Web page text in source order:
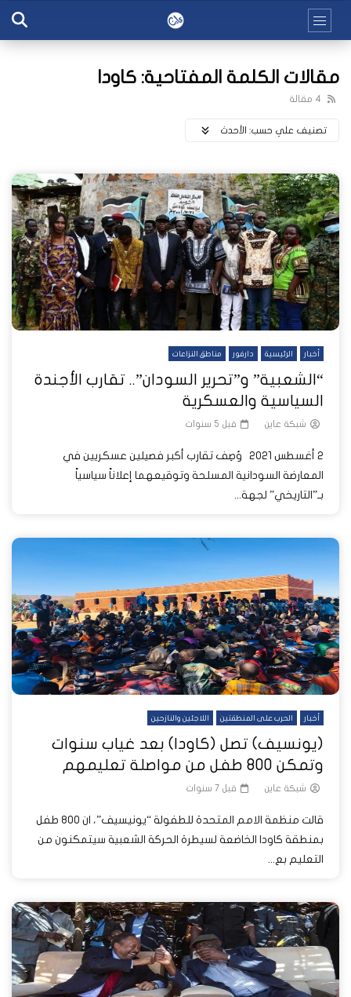
مقالات الكلمة المفتاحية: كاودا
4 مقالة
تصنيف علي حسب: اﻷحدث
أخبار الرئيسية دارفور مناطق النزاعات
“الشعبية” و”تحرير السودان”.. تقارب الأجندة
السياسية والعسكرية
شبكة عاين قبل 5 سنوات
2 أغسطس 2021 وُصِف تقارب أكبر فصيلين عسكريين في
المعارضة السودانية المسلحة وتوقيعهما إعلاناً سياسياً
بـ”التاريخي” لجهة...
أخبار الحرب على المنطقتين اللاجئين والنازحين
(يونسيف) تصل (كاودا) بعد غياب سنوات
وتمكن 800 طفل من مواصلة تعليمهم
شبكة عاين قبل 7 سنوات
قالت منظمة الامم المتحدة للطفولة “يونيسيف”، ان 800 طفل
بمنطقة كاودا الخاضعة لسيطرة الحركة الشعبية سيتمكنون من
التعليم بع...